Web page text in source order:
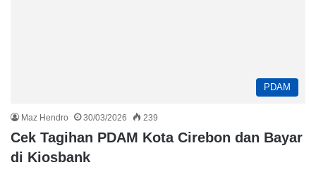
PDAM
Maz Hendro 30/03/2026 239
Cek Tagihan PDAM Kota Cirebon dan Bayar
di Kiosbank